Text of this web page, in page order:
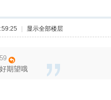
| 显示全部楼层
期望哦